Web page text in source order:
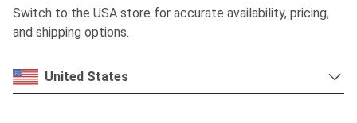
Switch to the USA store for accurate availability, pricing,
and shipping options.
United States